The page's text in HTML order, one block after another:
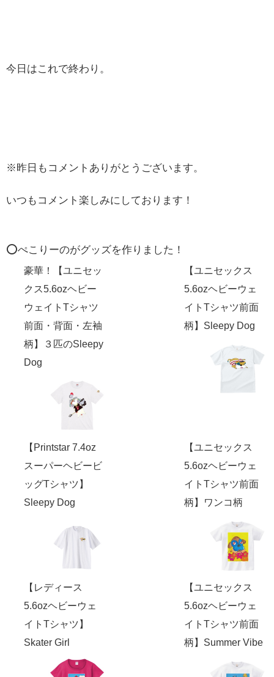
今日はこれで終わり。
※昨日もコメントありがとうございます。
いつもコメント楽しみにしております！
⭕️ぺこりーのがグッズを作りました！
豪華！【ユニセッ
クス5.6ozヘビー
ウェイトTシャツ
前面・背面・左袖
柄】３匹のSleepy
Dog
【ユニセックス
5.6ozヘビーウェ
イトTシャツ前面
柄】Sleepy Dog
【Printstar 7.4oz
スーパーヘビービ
ッグTシャツ】
Sleepy Dog
【ユニセックス
5.6ozヘビーウェ
イトTシャツ前面
柄】ワンコ柄
【レディース
5.6ozヘビーウェ
イトTシャツ】
Skater Girl
【ユニセックス
5.6ozヘビーウェ
イトTシャツ前面
柄】Summer Vibe